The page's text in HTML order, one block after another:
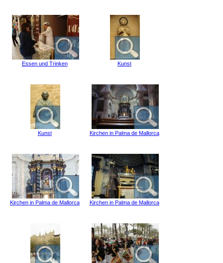
Essen und Trinken Kunst
Kunst Kirchen in Palma de Mallorca
Kirchen in Palma de Mallorca Kirchen in Palma de Mallorca